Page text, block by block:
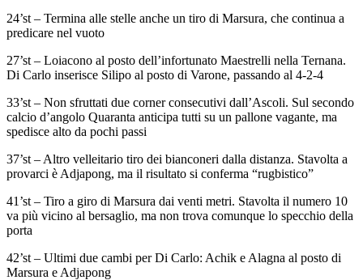
24’st – Termina alle stelle anche un tiro di Marsura, che continua a
predicare nel vuoto
27’st – Loiacono al posto dell’infortunato Maestrelli nella Ternana.
Di Carlo inserisce Silipo al posto di Varone, passando al 4-2-4
33’st – Non sfruttati due corner consecutivi dall’Ascoli. Sul secondo
calcio d’angolo Quaranta anticipa tutti su un pallone vagante, ma
spedisce alto da pochi passi
37’st – Altro velleitario tiro dei bianconeri dalla distanza. Stavolta a
provarci è Adjapong, ma il risultato si conferma “rugbistico”
41’st – Tiro a giro di Marsura dai venti metri. Stavolta il numero 10
va più vicino al bersaglio, ma non trova comunque lo specchio della
porta
42’st – Ultimi due cambi per Di Carlo: Achik e Alagna al posto di
Marsura e Adjapong